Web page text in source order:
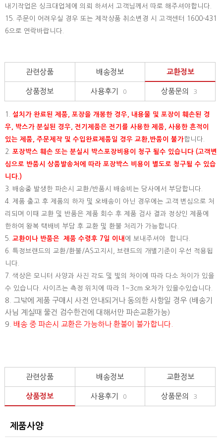
내기작업은 싱크대업체에 의뢰 하셔서 고객님께서 따로 해주셔야합니다.
15. 주문이 어려우실 경우 또는 제작상품 취소변경 시 고객센터 1600-431
6으로 연락바랍니다.
관련상품 배송정보 교환정보
상품정보 사용후기 0 상품문의 3
1. 설치가 완료된 제품, 포장을 개봉한 경우, 내용물 및 포장이 훼손된 경
우, 박스가 분실된 경우, 전기제품은 전기를 사용한 제품, 사용한 흔적이
있는 제품, 주문제작 및 수입완료제품일 경우 교환,반품이 불가합니다.
2. 포장박스 훼손 또는 분실시 박스포장비용이 청구 될수 있습니다 (고객변
심으로 반품시 상품발송처에 따라 포장박스 비용이 별도로 청구될 수 있습
니다.)
3. 배송중 발생한 파손시 교환/반품시 배송비는 당사에서 부담합니다.
4. 제품 출고 후 제품의 하자 및 오배송이 아닌 경우에는 고객 변심으로 처
리되며 이때 교환 및 반품은 제품 회수 후 제품 검사 결과 정상인 제품에
한하여 왕복 택배비 부담 후 교환 및 환불 처리가 가능합니다.
5. 교환이나 반품은 제품 수령후 7일 이내 에 보내주셔야 합니다.
6. 특정브랜드의 교환/환불/AS고지시, 브랜드의 개별기준이 우선 적용됩
니다.
7. 색상은 모니터 사양과 사진 각도 및 빛의 차이에 따라 다소 차이가 있을
수 있습니다. 사이즈는 측정 위치에 따라 1~3cm 오차가 있을수있습니다.
8. 그밖에 제품 구매시 사전 안내되거나 동의한 사항일 경우 (배송기
사님 계실때 물건 검수한건에 대해서만 파손교환가능)
9. 배송 중 파손시 교환은 가능하나 환불이 불가합니다.
관련상품 배송정보 교환정보
상품정보 사용후기 0 상품문의 3
제품사양